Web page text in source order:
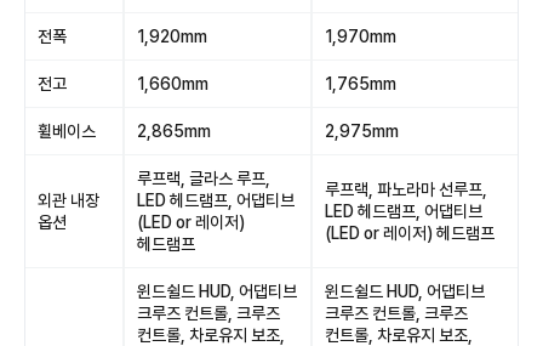
전폭 1,920mm 1,970mm
전고 1,660mm 1,765mm
휠베이스 2,865mm 2,975mm
외관 내장
옵션
루프랙, 글라스 루프,
LED 헤드램프, 어댑티브
(LED or 레이저)
헤드램프
루프랙, 파노라마 선루프,
LED 헤드램프, 어댑티브
(LED or 레이저) 헤드램프
윈드쉴드 HUD, 어댑티브
크루즈 컨트롤, 크루즈
컨트롤, 차로유지 보조,
윈드쉴드 HUD, 어댑티브
크루즈 컨트롤, 크루즈
컨트롤, 차로유지 보조,